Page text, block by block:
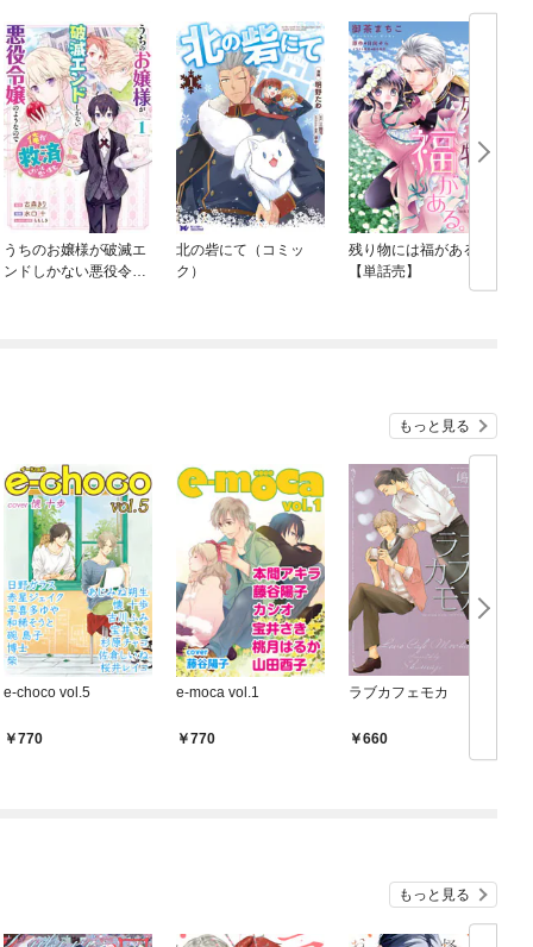
うちのお嬢様が破滅エ
ンドしかない悪役令嬢
北の砦にて（コミッ
ク）
残り物には福がある。
【単話売】
もっと見る
e-choco vol.5
770
e-moca vol.1
770
ラブカフェモカ
660
もっと見る